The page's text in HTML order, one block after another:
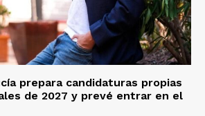
prepara candidaturas propias
de 2027 y prevé entrar en el